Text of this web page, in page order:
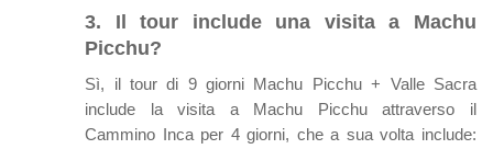
3. Il tour include una visita a Machu
Picchu?
Sì, il tour di 9 giorni Machu Picchu + Valle Sacra
include la visita a Machu Picchu attraverso il
Cammino Inca per 4 giorni, che a sua volta include: